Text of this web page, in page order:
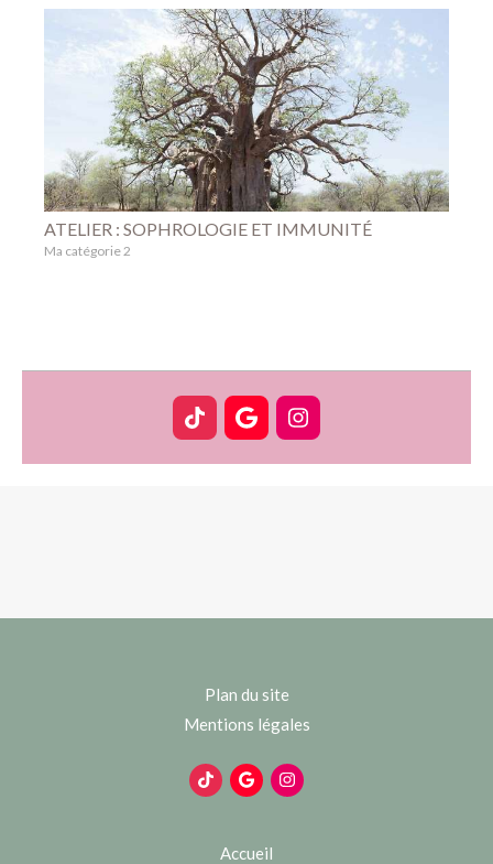
ATELIER : SOPHROLOGIE ET IMMUNITÉ
Ma catégorie 2
Plan du site
Mentions légales
Accueil